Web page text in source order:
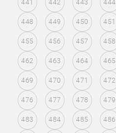
441 442 443 444
448 449 450 451
455 456 457 458
462 463 464 465
469 470 471 472
476 477 478 479
483 484 485 486